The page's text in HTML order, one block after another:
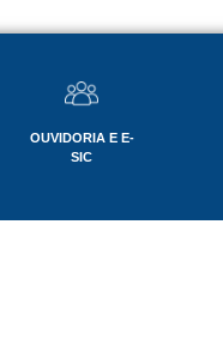
OUVIDORIA E E-
SIC